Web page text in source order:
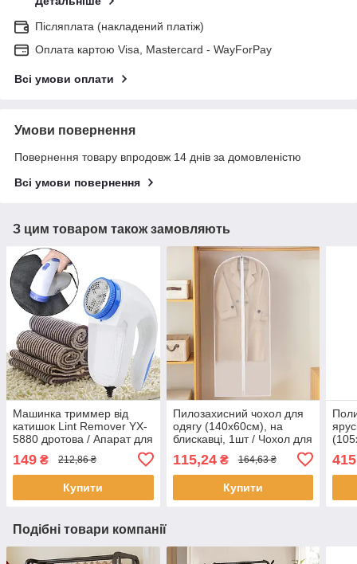
Післяплата (накладений платіж)
Оплата картою Visa, Mastercard - WayForPay
Всі умови оплати
Умови повернення
Повернення товару впродовж 14 днів за домовленістю
Всі умови повернення
З цим товаром також замовляють
Машинка триммер від
катишок Lint Remover YX-
5880 дротова / Апарат для
149 ₴ 212,86 ₴
Купити
Пилозахисний чохол для
одягу (140х60см), на
блискавці, 1шт / Чохол для
зберігання одягу у шафі
115,24₴ 164,63 ₴
Купити
415
Подібні товари компанії